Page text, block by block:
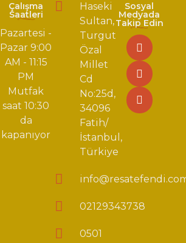
Çalışma
Saatleri
Pazartesi -
Pazar 9:00
AM - 11:15
PM
Mutfak
saat 10:30
da
kapanıyor
Haseki
Sultan,
Turgut
Özal
Millet
Cd
No:25d,
34096
Fatih/
İstanbul,
Türkiye
02129343738
0501
Sosyal
Medyada
Takip Edin